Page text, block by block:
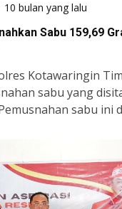
10 bulan yang lalu
Sabu 159,69
Kotawaringin
sabu yang
sabu ini